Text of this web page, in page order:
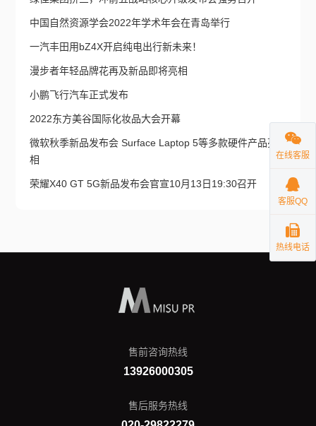
中国自然资源学会2022年学术年会在青岛举行
一汽丰田用bZ4X开启纯电出行新未来！
漫步者年轻品牌花再及新品即将亮相
小鹏飞行汽车正式发布
2022东方美谷国际化妆品大会开幕
微软秋季新品发布会 Surface Laptop 5等多款硬件产品亮
相
荣耀X40 GT 5G新品发布会官宣10月13日19:30召开
售前咨询热线
13926000305
售后服务热线
在线客服
客服QQ
热线电话